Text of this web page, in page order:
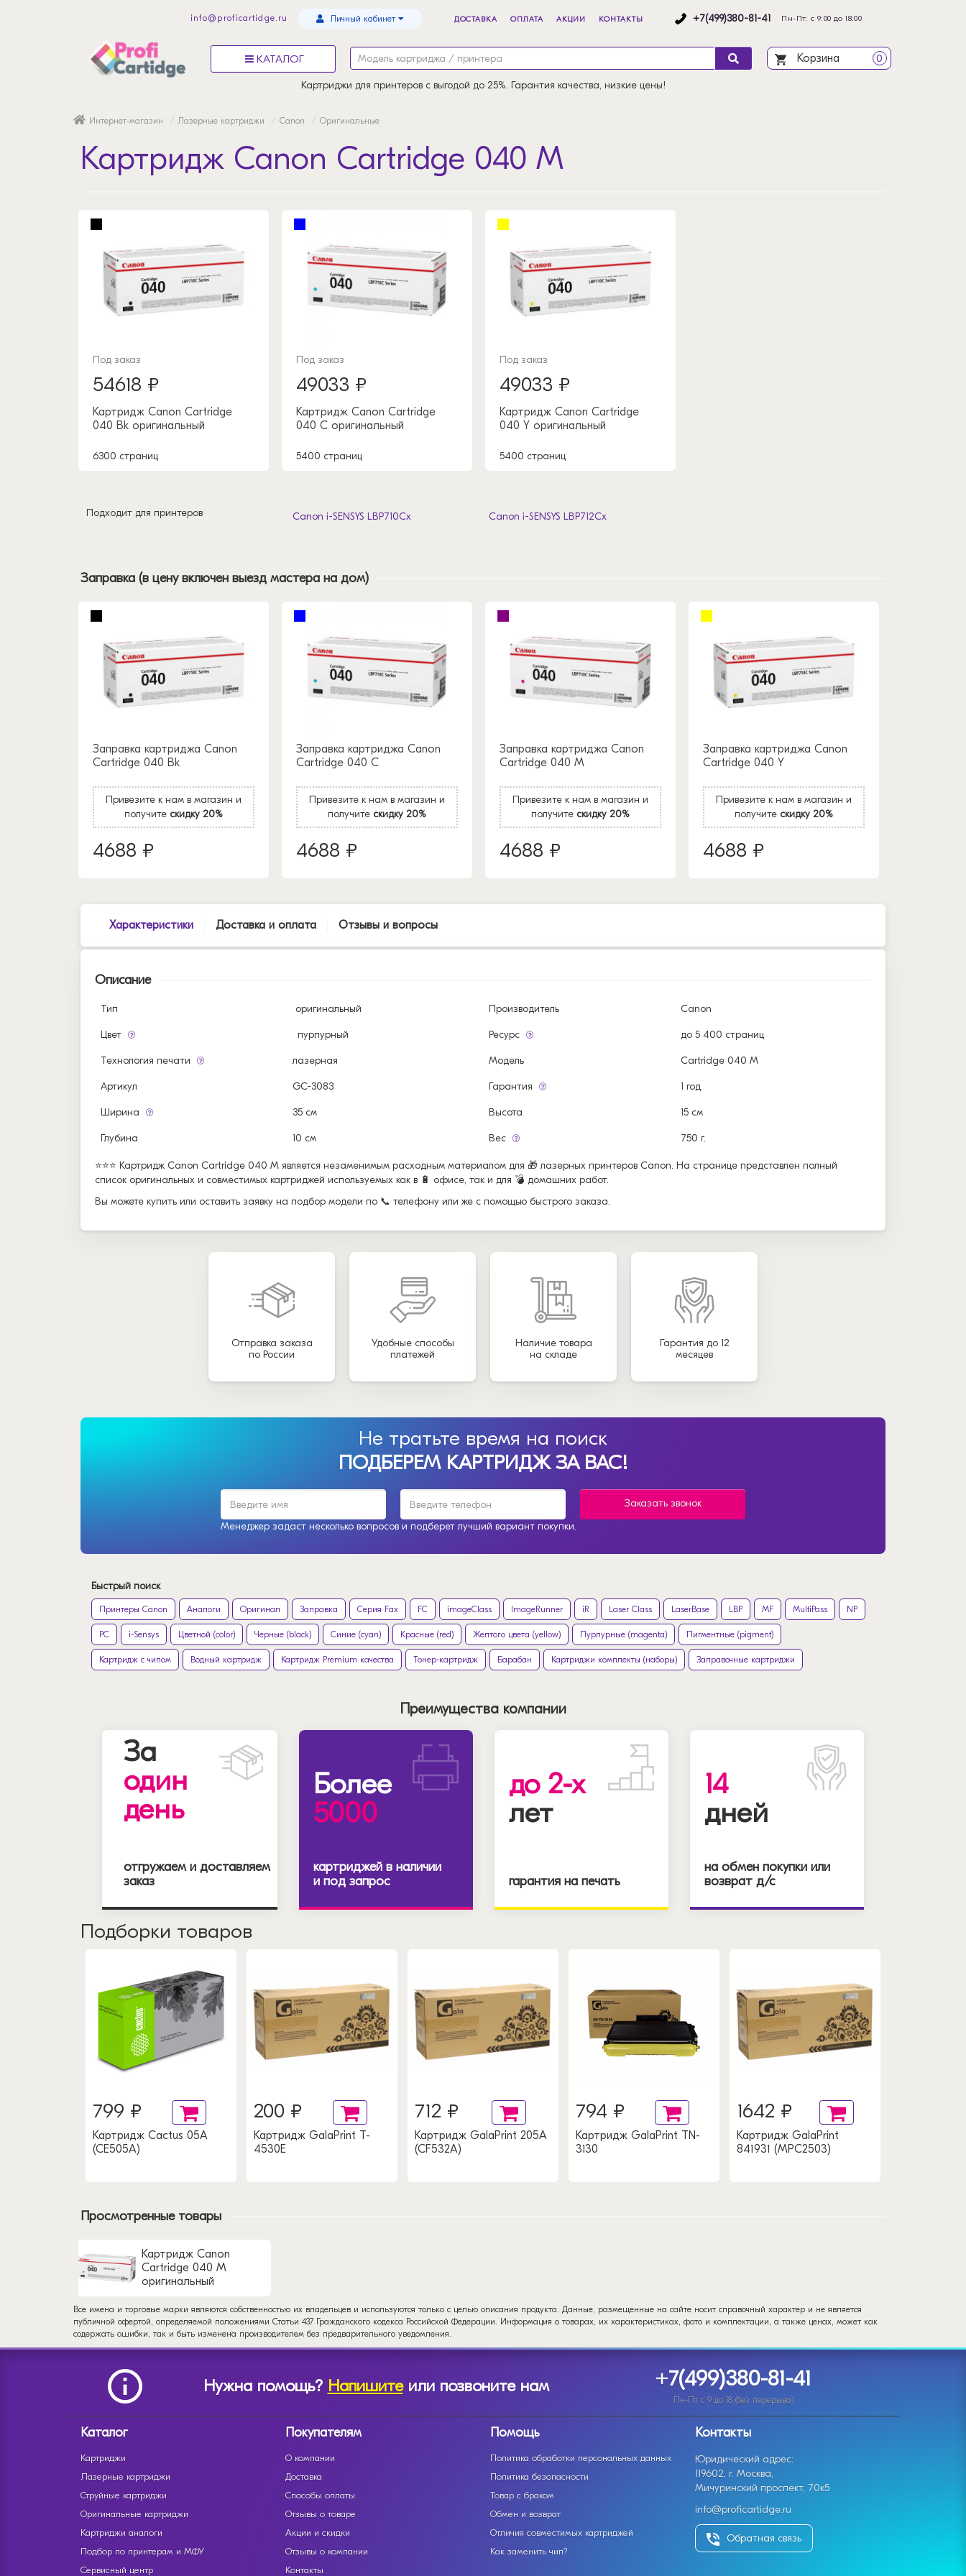
info@proficartidge.ru Личный кабинет ДОСТАВКА ОПЛАТА АКЦИИ КОНТАКТЫ +7(499)380-81-41 Пн-Пт: с 9:00 до 18:00
КАТАЛОГ Корзина 0
Картриджи для принтеров с выгодой до 25%. Гарантия качества, низкие цены!
Интернет-магазин Лазерные картриджи Canon Оригинальные
Картридж Canon Cartridge 040 M
Под заказ
54618 ₽
Картридж Canon Cartridge
040 Bk оригинальный
6300 страниц
Под заказ
49033 ₽
Картридж Canon Cartridge
040 C оригинальный
5400 страниц
Под заказ
49033 ₽
Картридж Canon Cartridge
040 Y оригинальный
5400 страниц
Подходит для принтеров Canon i-SENSYS LBP710Cx Canon i-SENSYS LBP712Cx
Заправка (в цену включен выезд мастера на дом)
Заправка картриджа Canon
Cartridge 040 Bk
Привезите к нам в магазин и
получите скидку 20%
4688 ₽
Заправка картриджа Canon
Cartridge 040 C
Привезите к нам в магазин и
получите скидку 20%
4688 ₽
Заправка картриджа Canon
Cartridge 040 M
Привезите к нам в магазин и
получите скидку 20%
4688 ₽
Заправка картриджа Canon
Cartridge 040 Y
Привезите к нам в магазин и
получите скидку 20%
4688 ₽
Характеристики Доставка и оплата Отзывы и вопросы
Описание
Тип оригинальный Производитель Canon
Цвет пурпурный Ресурс до 5 400 страниц
Технология печати лазерная Модель Cartridge 040 M
Артикул GC-3083 Гарантия 1 год
Ширина 35 см Высота 15 см
Глубина 10 см Вес 750 г.
⭐⭐⭐ Картридж Canon Cartridge 040 M является незаменимым расходным материалом для 🎁 лазерных принтеров Canon. На странице представлен полный
список оригинальных и совместимых картриджей используемых как в 🔋 офисе, так и для 💣 домашних работ.
Вы можете купить или оставить заявку на подбор модели по 📞 телефону или же с помощью быстрого заказа.
Отправка заказа
по России
Удобные способы
платежей
Наличие товара
на складе
Гарантия до 12
месяцев
Не тратьте время на поиск
ПОДБЕРЕМ КАРТРИДЖ ЗА ВАС!
Заказать звонок
Менеджер задаст несколько вопросов и подберет лучший вариант покупки.
Быстрый поиск
Принтеры Canon Аналоги Оригинал Заправка Серия Fax FC imageClass ImageRunner iR Laser Class LaserBase LBP MF MultiPass NP
PC i-Sensys Цветной (color) Черные (black) Синие (cyan) Красные (red) Желтого цвета (yellow) Пурпурные (magenta) Пигментные (pigment)
Картридж с чипом Водный картридж Картридж Premium качества Тонер-картридж Барабан Картриджи комплекты (наборы) Заправочные картриджи
Преимущества компании
За
один
день
отгружаем и доставляем
заказ
Более
5000
картриджей в наличии
и под запрос
до 2-х
лет
гарантия на печать
14
дней
на обмен покупки или
возврат д/с
Подборки товаров
799 ₽
Картридж Cactus 05A
(CE505A)
200 ₽
Картридж GalaPrint T-
4530E
712 ₽
Картридж GalaPrint 205A
(CF532A)
794 ₽
Картридж GalaPrint TN-
3130
1642 ₽
Картридж GalaPrint
841931 (MPC2503)
Просмотренные товары
Картридж Canon
Cartridge 040 M
оригинальный
Все имена и торговые марки являются собственностью их владельцев и используются только с целью описания продукта. Данные, размещенные на сайте носит справочный характер и не является
публичной офертой, определяемой положениями Статьи 437 Гражданского кодекса Российской Федерации. Информация о товарах, их характеристиках, фото и комплектации, а также ценах, может как
содержать ошибки, так и быть изменена производителем без предварительного уведомления.
Нужна помощь? Напишитеили позвоните нам +7(499)380-81-41
Пн-Пт с 9 до 18 (без перерыва)
Каталог
Картриджи
Лазерные картриджи
Струйные картриджи
Оригинальные картриджи
Картриджи аналоги
Подбор по принтерам и МФУ
Сервисный центр
Покупателям
О компании
Доставка
Способы оплаты
Отзывы о товаре
Акции и скидки
Отзывы о компании
Контакты
Помощь
Политика обработки персональных данных
Политика безопасности
Товар с браком
Обмен и возврат
Отличия совместимых картриджей
Как заменить чип?
Контакты
Юридический адрес:
119602, г. Москва,
Мичуринский проспект, 70к5
info@proficartidge.ru
Обратная связь